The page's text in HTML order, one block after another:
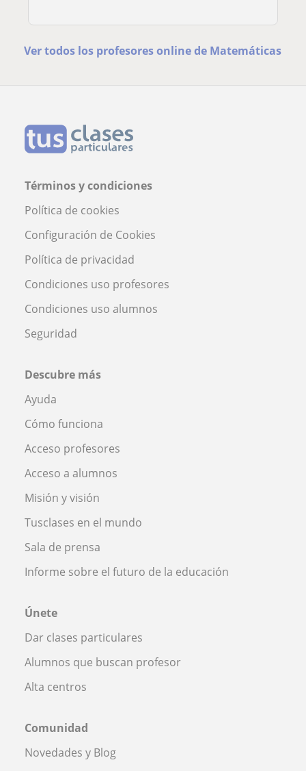
Ver todos los profesores online de Matemáticas
Términos y condiciones
Política de cookies
Configuración de Cookies
Política de privacidad
Condiciones uso profesores
Condiciones uso alumnos
Seguridad
Descubre más
Ayuda
Cómo funciona
Acceso profesores
Acceso a alumnos
Misión y visión
Tusclases en el mundo
Sala de prensa
Informe sobre el futuro de la educación
Únete
Dar clases particulares
Alumnos que buscan profesor
Alta centros
Comunidad
Novedades y Blog